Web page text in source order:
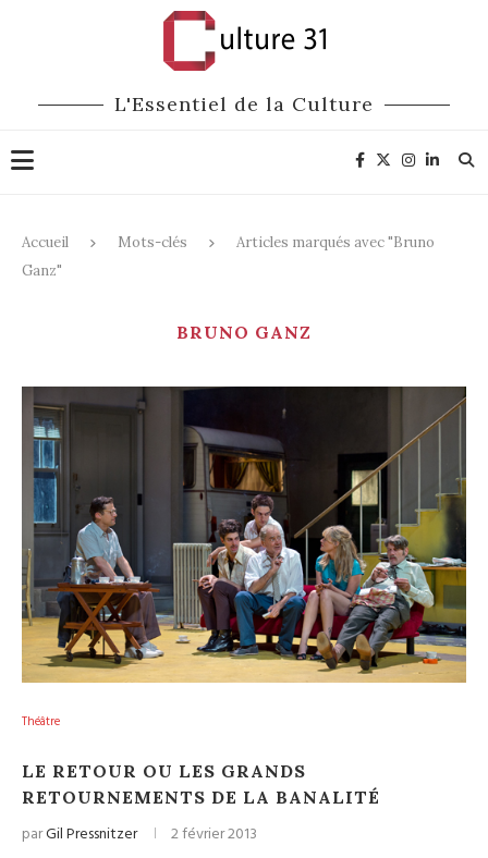
L'Essentiel de la Culture
Accueil Mots-clés
Articles marqués avec "Bruno
Ganz"
BRUNO GANZ
Théâtre
LE RETOUR OU LES GRANDS
RETOURNEMENTS DE LA BANALITÉ
parGil Pressnitzer 2 février 2013